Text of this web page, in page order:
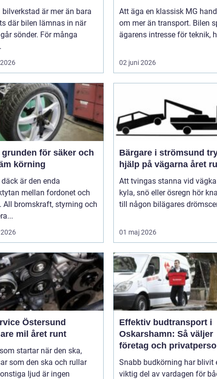
bilverkstad är mer än bara
där bilen lämnas in när
sönder. För många
Att äga en klassisk MG
om mer än transport. Bilen
ägarens intresse för teknik,
02 juni 2026
körning
är den enda
mellan fordonet och
All bromskraft, styrning och
Bärgare i strömsund trygg
hjälp på vägarna året
Att tvingas stanna vid
kyla, snö eller ösregn hör
till någon bilägares
01 maj 2026
Östersund
mil året runt
startar när den ska,
som den ska och rullar
ljud är ingen
Effektiv budtransport i
Oskarshamn: Så väljer
företag och
rätt lösning
Snabb budkörning har blivit
viktig del av vardagen för